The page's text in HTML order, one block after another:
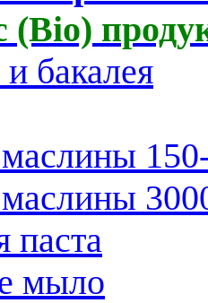
(Bio)
бакалея
паста
мыло